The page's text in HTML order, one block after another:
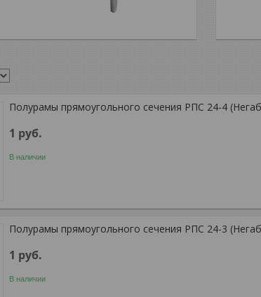
Полурамы прямоугольного сечения РПС 24-4
1 руб.
В наличии
Полурамы прямоугольного сечения РПС 24-3
1 руб.
В наличии